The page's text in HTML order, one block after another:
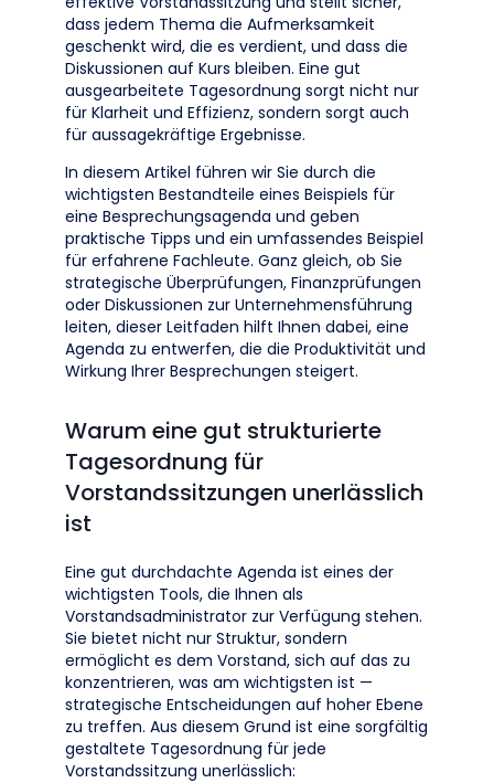
dass jedem Thema die Aufmerksamkeit
geschenkt wird, die es verdient, und dass die
Diskussionen auf Kurs bleiben. Eine gut
ausgearbeitete Tagesordnung sorgt nicht nur
für Klarheit und Effizienz, sondern sorgt auch
für aussagekräftige Ergebnisse.
In diesem Artikel führen wir Sie durch die
wichtigsten Bestandteile eines Beispiels für
eine Besprechungsagenda und geben
praktische Tipps und ein umfassendes Beispiel
für erfahrene Fachleute. Ganz gleich, ob Sie
strategische Überprüfungen, Finanzprüfungen
oder Diskussionen zur Unternehmensführung
leiten, dieser Leitfaden hilft Ihnen dabei, eine
Agenda zu entwerfen, die die Produktivität und
Wirkung Ihrer Besprechungen steigert.
Warum eine gut strukturierte
Tagesordnung für
Vorstandssitzungen unerlässlich
ist
Eine gut durchdachte Agenda ist eines der
wichtigsten Tools, die Ihnen als
Vorstandsadministrator zur Verfügung stehen.
Sie bietet nicht nur Struktur, sondern
ermöglicht es dem Vorstand, sich auf das zu
konzentrieren, was am wichtigsten ist —
strategische Entscheidungen auf hoher Ebene
zu treffen. Aus diesem Grund ist eine sorgfältig
gestaltete Tagesordnung für jede
Vorstandssitzung unerlässlich: